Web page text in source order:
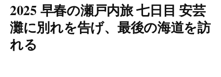
2025 早春の瀬戸内旅 七日目 安芸
灘に別れを告げ、最後の海道を訪
れる